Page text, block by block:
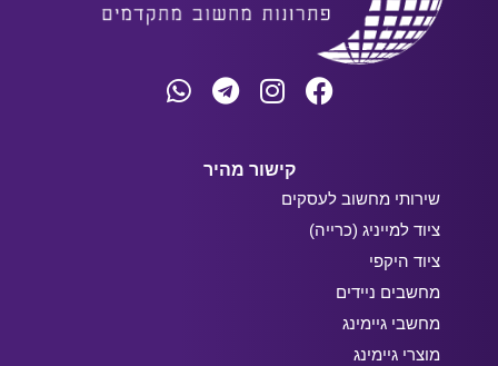
קישור מהיר
שירותי מחשוב לעסקים
ציוד למייניג (כרייה)
ציוד היקפי
מחשבים ניידים
מחשבי גיימינג
מוצרי גיימינג